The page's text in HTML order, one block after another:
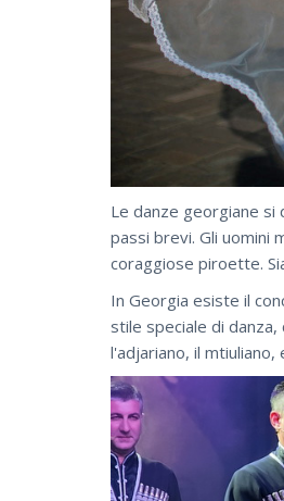
Le danze georgiane si
passi brevi. Gli uomini
coraggiose piroette.
In Georgia esiste il
stile speciale di
l'adjariano, il mtiuliano,